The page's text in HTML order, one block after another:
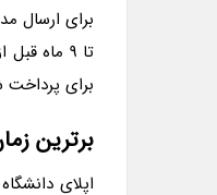
تا 9 ماه
برای پرداخت
برترین
اپلای